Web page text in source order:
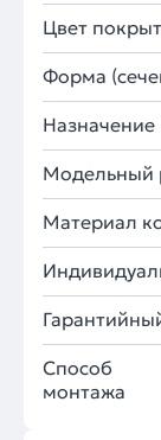
Цвет
Форма
Назначение
Модельный
Материал
Способ
монтажа